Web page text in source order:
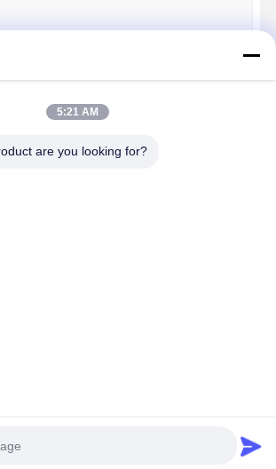
Precision Tools Co., Ltd. All Rights Reserved.
5:21 AM
are you looking for?